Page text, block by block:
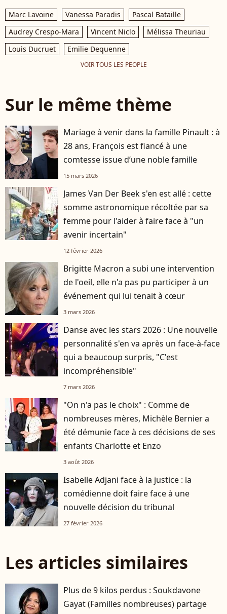
Marc Lavoine Vanessa Paradis
Pascal Bataille
Audrey Crespo-Mara
Vincent Niclo
Mélissa Theuriau
Louis Ducruet
Emilie Dequenne
VOIR TOUS LES PEOPLE
Sur le même thème
Mariage à venir dans la famille Pinault : à
28 ans, François est fiancé à une
comtesse issue d’une noble famille
15 mars 2026
James Van Der Beek s'en est allé : cette
somme astronomique récoltée par sa
femme pour l'aider à faire face à "un
avenir incertain"
12 février 2026
Brigitte Macron a subi une intervention
de l'oeil, elle n'a pas pu participer à un
événement qui lui tenait à cœur
3 mars 2026
Danse avec les stars 2026 : Une nouvelle
personnalité s'en va après un face-à-face
qui a beaucoup surpris, "C'est
incompréhensible"
7 mars 2026
"On n'a pas le choix" : Comme de
nombreuses mères, Michèle Bernier a
été démunie face à ces décisions de ses
enfants Charlotte et Enzo
3 août 2026
Isabelle Adjani face à la justice : la
comédienne doit faire face à une
nouvelle décision du tribunal
27 février 2026
Les articles similaires
Plus de 9 kilos perdus : Soukdavone
Gayat (Familles nombreuses) partage